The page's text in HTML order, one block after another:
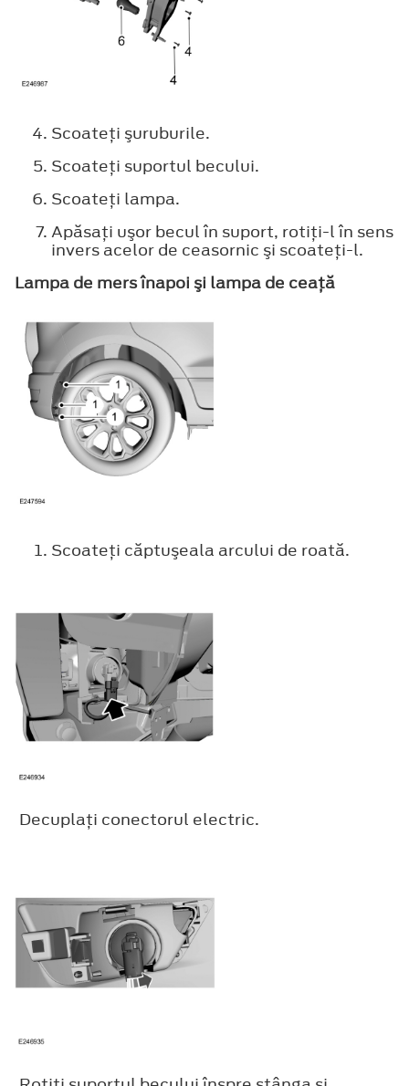
Scoateţi şuruburile.
Scoateţi suportul becului.
Scoateţi lampa.
Apăsaţi uşor becul în suport, rotiţi-l în sens
invers acelor de ceasornic şi scoateţi-l.
Lampa de mers înapoi şi lampa de ceaţă
Scoateţi căptuşeala arcului de roată.
Decuplaţi conectorul electric.